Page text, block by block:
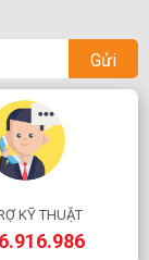
Gửi
KỸ THUẬT